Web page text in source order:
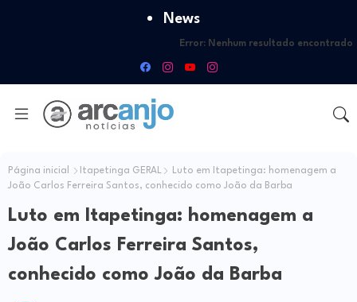
News
Error: Nenhum resultado encontrado
Página inicial Itapetinga GERAL
Luto em Itapetinga: homenagem a
João Carlos Ferreira Santos, conhecido como João da Barba
Luto em Itapetinga: homenagem a
João Carlos Ferreira Santos,
conhecido como João da Barba